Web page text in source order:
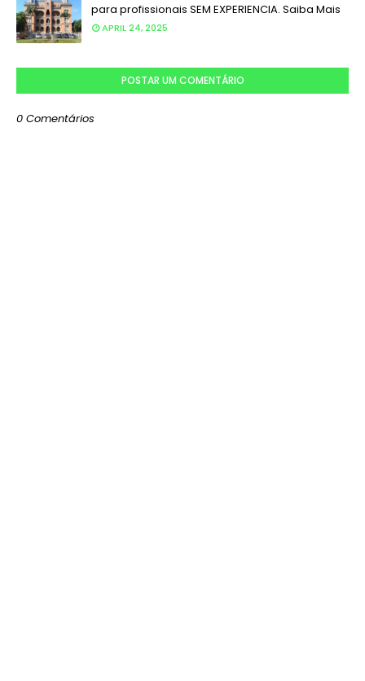
para profissionais SEM EXPERIENCIA. Saiba Mais
APRIL 24, 2025
POSTAR UM COMENTÁRIO
0 Comentários